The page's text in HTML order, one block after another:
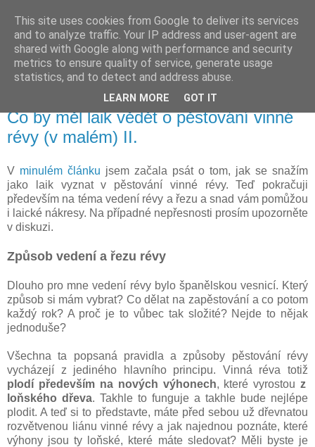
Vysněná zahrada
Blog o plánování a realizování vysněné zahrady.
neděle 30. října 2016
Co by měl laik vědět o pěstování vinné
révy (v malém) II.
V minulém článku jsem začala psát o tom, jak se snažím
jako laik vyznat v pěstování vinné révy. Teď pokračuji
především na téma vedení révy a řezu a snad vám pomůžou
i laické nákresy. Na případné nepřesnosti prosím upozorněte
v diskuzi.
Způsob vedení a řezu révy
Dlouho pro mne vedení révy bylo španělskou vesnicí. Který
způsob si mám vybrat? Co dělat na zapěstování a co potom
každý rok? A proč je to vůbec tak složité? Nejde to nějak
jednoduše?
Všechna ta popsaná pravidla a způsoby pěstování révy
vycházejí z jediného hlavního principu. Vinná réva totiž
plodí především na nových výhonech, které vyrostouz
loňského dřeva. Takhle to funguje a takhle bude nejlépe
plodit. A teď si to představte, máte před sebou už dřevnatou
rozvětvenou liánu vinné révy a jak najednou poznáte, které
výhony jsou ty loňské, které máte sledovat? Měli byste je
This site uses cookies from Google to deliver its services
and to analyze traffic. Your IP address and user-agent are
shared with Google along with performance and security
metrics to ensure quality of service, generate usage
statistics, and to detect and address abuse.
LEARN MORE GOT IT